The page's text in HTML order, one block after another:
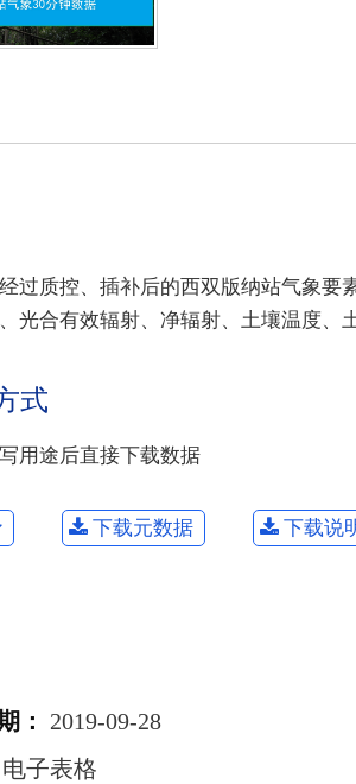
过质控、插补后的西双版纳站气象
光合有效辐射、净辐射、土壤温度、
式
用途后直接下载数据
下载元数据 下载说
：
2019-09-28
电子表格